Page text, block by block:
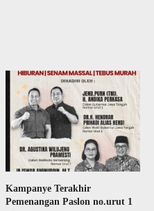
Kampanye Terakhir
Pemenangan Paslon no.urut 1